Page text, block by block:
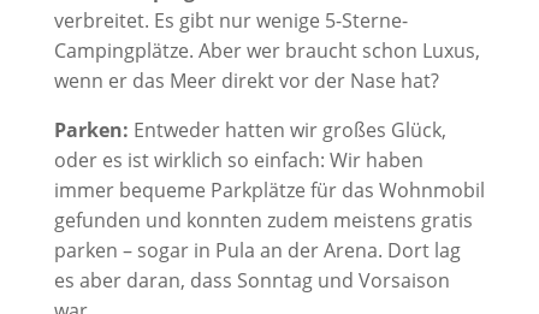
verbreitet. Es gibt nur wenige 5-Sterne-
Campingplätze. Aber wer braucht schon Luxus,
wenn er das Meer direkt vor der Nase hat?
Parken: Entweder hatten wir großes Glück,
oder es ist wirklich so einfach: Wir haben
immer bequeme Parkplätze für das Wohnmobil
gefunden und konnten zudem meistens gratis
parken – sogar in Pula an der Arena. Dort lag
es aber daran, dass Sonntag und Vorsaison